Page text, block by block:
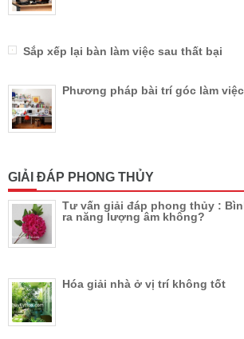
Sắp xếp lại bàn làm việc sau thất bại
Phương pháp bài trí góc làm
GIẢI ĐÁP PHONG THỦY
Tư vấn giải đáp phong thủy :
ra năng lượng âm không?
Hóa giải nhà ở vị trí không tốt